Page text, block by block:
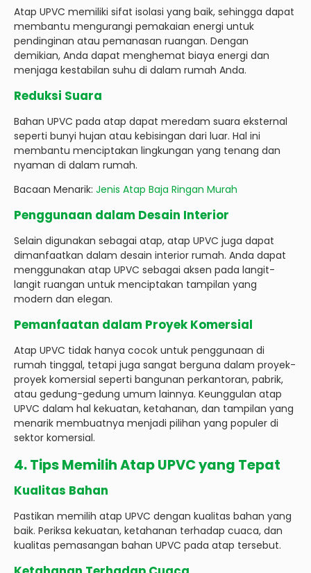
Atap UPVC memiliki sifat isolasi yang baik, sehingga dapat
membantu mengurangi pemakaian energi untuk
pendinginan atau pemanasan ruangan. Dengan
demikian, Anda dapat menghemat biaya energi dan
menjaga kestabilan suhu di dalam rumah Anda.
Reduksi Suara
Bahan UPVC pada atap dapat meredam suara eksternal
seperti bunyi hujan atau kebisingan dari luar. Hal ini
membantu menciptakan lingkungan yang tenang dan
nyaman di dalam rumah.
Bacaan Menarik: Jenis Atap Baja Ringan Murah
Penggunaan dalam Desain Interior
Selain digunakan sebagai atap, atap UPVC juga dapat
dimanfaatkan dalam desain interior rumah. Anda dapat
menggunakan atap UPVC sebagai aksen pada langit-
langit ruangan untuk menciptakan tampilan yang
modern dan elegan.
Pemanfaatan dalam Proyek Komersial
Atap UPVC tidak hanya cocok untuk penggunaan di
rumah tinggal, tetapi juga sangat berguna dalam proyek-
proyek komersial seperti bangunan perkantoran, pabrik,
atau gedung-gedung umum lainnya. Keunggulan atap
UPVC dalam hal kekuatan, ketahanan, dan tampilan yang
menarik membuatnya menjadi pilihan yang populer di
sektor komersial.
4. Tips Memilih Atap UPVC yang Tepat
Kualitas Bahan
Pastikan memilih atap UPVC dengan kualitas bahan yang
baik. Periksa kekuatan, ketahanan terhadap cuaca, dan
kualitas pemasangan bahan UPVC pada atap tersebut.